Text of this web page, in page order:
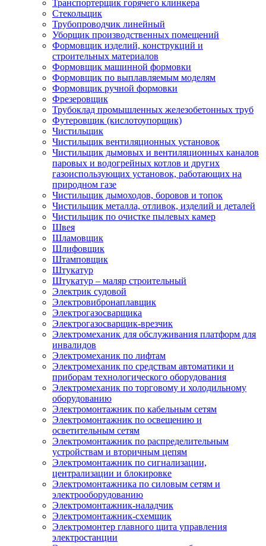
Транспортерщик горячего клинкера
Стекольщик
Трубопроводчик линейный
Уборщик производственных помещений
Формовщик изделий, конструкций и
строительных материалов
Формовщик машинной формовки
Формовщик по выплавляемым моделям
Формовщик ручной формовки
Фрезеровщик
Трубоклад промышленных железобетонных труб
Футеровщик (кислотоупорщик)
Чистильщик
Чистильщик вентиляционных установок
Чистильщик дымовых и вентиляционных каналов
паровых и водогрейных котлов и других
газоиспользующих установок, работающих на
природном газе
Чистильщик дымоходов, боровов и топок
Чистильщик металла, отливок, изделий и деталей
Чистильщик по очистке пылевых камер
Швея
Шламовщик
Шлифовщик
Штамповщик
Штукатур
Штукатур – маляр строительный
Электрик судовой
Электровибронаплавщик
Электрогазосварщика
Электрогазосварщик-врезчик
Электромеханик для обслуживания платформ для
инвалидов
Электромеханик по лифтам
Электромеханик по средствам автоматики и
приборам технологического оборудования
Электромеханик по торговому и холодильному
оборудованию
Электромонтажник по кабельным сетям
Электромонтажник по освещению и
осветительным сетям
Электромонтажник по распределительным
устройствам и вторичным цепям
Электромонтажник по сигнализации,
централизации и блокировке
Электромонтажника по силовым сетям и
электрооборудованию
Электромонтажник-наладчик
Электромонтажник-схемщик
Электромонтер главного щита управления
электростанции